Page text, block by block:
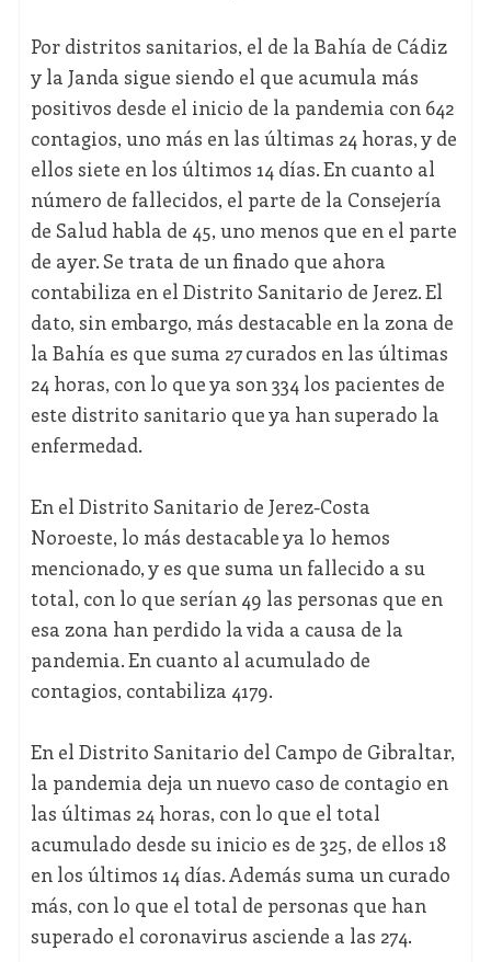
Por distritos sanitarios, el de la Bahía de Cádiz
y la Janda sigue siendo el que acumula más
positivos desde el inicio de la pandemia con 642
contagios, uno más en las últimas 24 horas, y de
ellos siete en los últimos 14 días. En cuanto al
número de fallecidos, el parte de la Consejería
de Salud habla de 45, uno menos que en el parte
de ayer. Se trata de un finado que ahora
contabiliza en el Distrito Sanitario de Jerez. El
dato, sin embargo, más destacable en la zona de
la Bahía es que suma 27 curados en las últimas
24 horas, con lo que ya son 334 los pacientes de
este distrito sanitario que ya han superado la
enfermedad.
En el Distrito Sanitario de Jerez-Costa
Noroeste, lo más destacable ya lo hemos
mencionado, y es que suma un fallecido a su
total, con lo que serían 49 las personas que en
esa zona han perdido la vida a causa de la
pandemia. En cuanto al acumulado de
contagios, contabiliza 4179.
En el Distrito Sanitario del Campo de Gibraltar,
la pandemia deja un nuevo caso de contagio en
las últimas 24 horas, con lo que el total
acumulado desde su inicio es de 325, de ellos 18
en los últimos 14 días. Además suma un curado
más, con lo que el total de personas que han
superado el coronavirus asciende a las 274.